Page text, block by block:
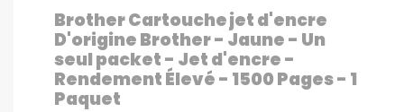
Brother Cartouche jet d'encre
D'origine Brother - Jaune - Un
seul packet - Jet d'encre -
Rendement Élevé - 1500 Pages - 1
Paquet